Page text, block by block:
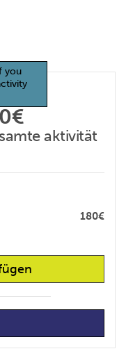
you
aktivität
180€